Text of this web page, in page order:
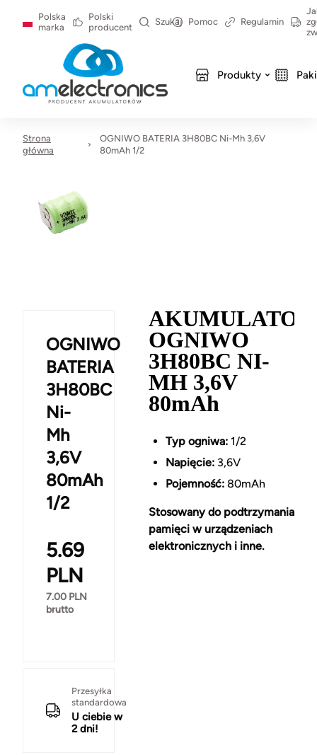
Polska
marka
Polski
producent
Szukaj Pomoc Regulamin
Produkty
Strona
główna
OGNIWO BATERIA 3H80BC Ni-Mh 3,6V
80mAh 1/2
OGNIWO
BATERIA
3H80BC
Ni-
Mh
3,6V
80mAh
1/2
5.69
PLN
7.00 PLN
brutto
Przesyłka
standardowa
U ciebie w
2 dni!
AKUMULATOR
OGNIWO
3H80BC NI-
MH 3,6V
80mAh
Typ ogniwa:1/2
Napięcie:3,6V
Pojemność:80mAh
Stosowany do podtrzymania
pamięci w urządzeniach
elektronicznych i inne.